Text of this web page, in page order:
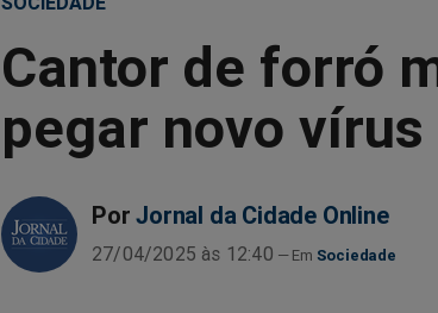
Cantor de forró
pegar novo vírus
Por Jornal da Cidade Online
27/04/2025 às 12:40 Sociedade